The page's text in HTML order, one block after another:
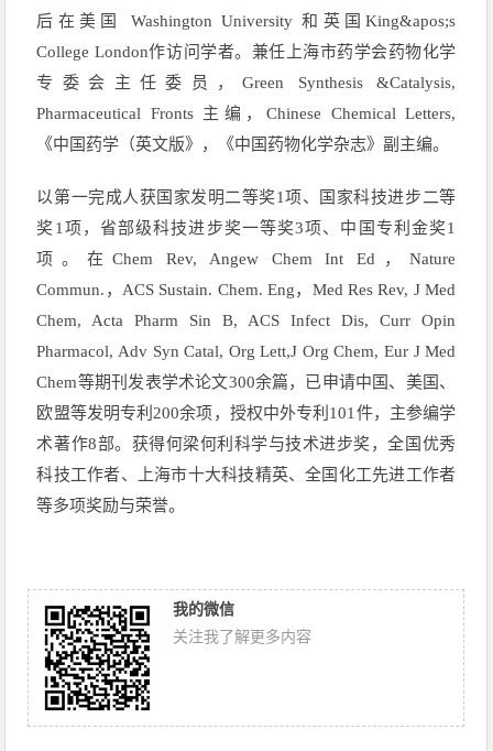
后在美国 Washington University 和英国King&apos;s
College London作访问学者。兼任上海市药学会药物化学
专委会主任委员，Green Synthesis &Catalysis,
Pharmaceutical Fronts 主编，Chinese Chemical Letters,
《中国药学（英文版》，《中国药物化学杂志》副主编。
以第一完成人获国家发明二等奖1项、国家科技进步二等
奖1项，省部级科技进步奖一等奖3项、中国专利金奖1
项。在Chem Rev, Angew Chem Int Ed，Nature
Commun.，ACS Sustain. Chem. Eng，Med Res Rev, J Med
Chem, Acta Pharm Sin B, ACS Infect Dis, Curr Opin
Pharmacol, Adv Syn Catal, Org Lett,J Org Chem, Eur J Med
Chem等期刊发表学术论文300余篇，已申请中国、美国、
欧盟等发明专利200余项，授权中外专利101件，主参编学
术著作8部。获得何梁何利科学与技术进步奖，全国优秀
科技工作者、上海市十大科技精英、全国化工先进工作者
等多项奖励与荣誉。
我的微信
关注我了解更多内容